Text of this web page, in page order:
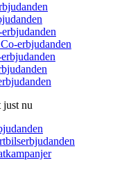
erbjudanden
just nu